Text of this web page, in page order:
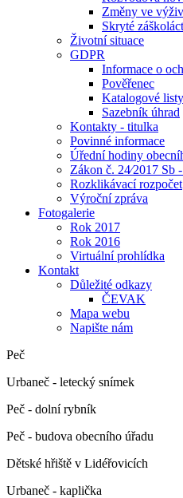
Změny ve
Skryté
Životní situace
GDPR
Informace o
Pověřenec
Katalogové listy
Sazebník úhrad
Kontakty - titulka
Povinné informace
Úřední hodiny
Zákon č. 24⁄2017 Sb
Rozklikávací rozpočet
Výroční zpráva
Fotogalerie
Rok 2017
Rok 2016
Virtuální prohlídka
Kontakt
Důležité odkazy
ČEVAK
Mapa webu
Napište nám
Peč
Urbaneč - letecký snímek
Peč - dolní rybník
Peč - budova obecního úřadu
Dětské hřiště v Lidéřovicích
Urbaneč - kaplička